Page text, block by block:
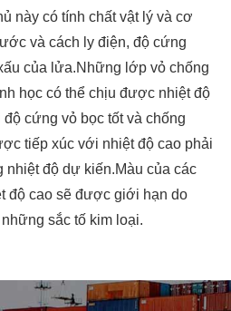
này có tính chất vật lý và cơ
và cách ly điện, độ cứng
của lửa.Những lớp vỏ chống
học có thể chịu được nhiệt độ
cứng vỏ bọc tốt và chống
tiếp xúc với nhiệt độ cao phải
nhiệt độ dự kiến.Màu của các
độ cao sẽ được giới hạn do
sắc tố kim loại.